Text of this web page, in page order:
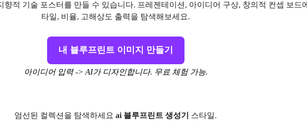
향적 기술 포스터를 만들 수 있습니다. 프레젠테이션, 아이디어 구상, 창의적 컨셉 보드
타일, 비율, 고해상도 출력을 탐색해보세요.
내 블루프린트 이미지 만들기
아이디어 입력 -> AI가 디자인합니다. 무료 체험 가능.
엄선된 컬렉션을 탐색하세요 ai 블루프린트 생성기 스타일.